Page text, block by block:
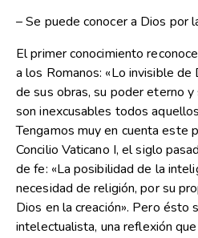
– Se puede conocer a Dios por
El primer conocimiento
a los Romanos: «Lo invisible
de sus obras, su poder eterno
son inexcusables todos
Tengamos muy en cuenta este
Concilio Vaticano I, el siglo
de fe: «La posibilidad de la
necesidad de religión, por su
Dios en la creación». Pero ésto
intelectualista, una reflexión